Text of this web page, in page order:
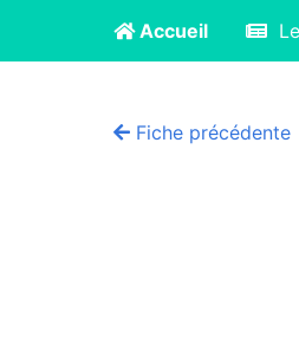
Accueil
Fiche précédente